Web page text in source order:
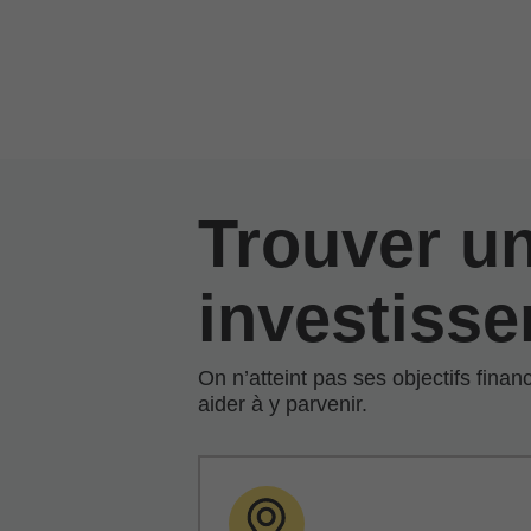
Trouver
On n’atteint pas ses objectifs
aider à y parvenir.